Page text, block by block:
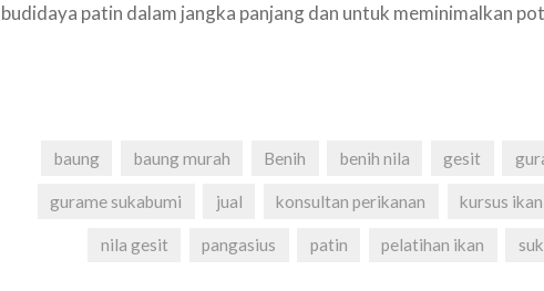
budidaya patin dalam jangka panjang dan untuk meminimalkan
baung baung murah Benih benih nila gesit
gurame sukabumi jual konsultan perikanan kursus ikan
nila gesit pangasius patin pelatihan ikan